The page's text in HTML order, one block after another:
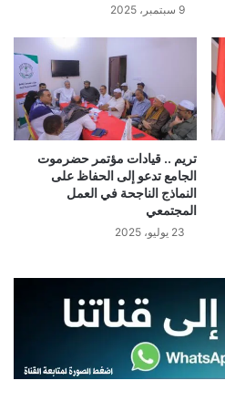
9 سبتمبر، 2025
تريم .. قيادات مؤتمر حضرموت
الجامع تدعو إلى الحفاظ على
النماذج الناجحة في العمل
المجتمعي
23 يوليو، 2025